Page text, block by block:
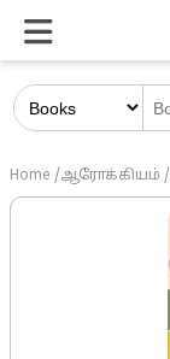
Home /ஆரோக்கியம் /